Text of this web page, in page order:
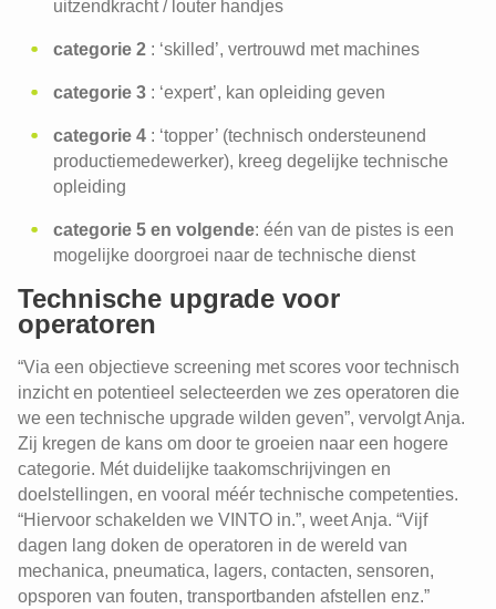
uitzendkracht / louter handjes
categorie 2 : ‘skilled’, vertrouwd met machines
categorie 3 : ‘expert’, kan opleiding geven
categorie 4 : ‘topper’ (technisch ondersteunend
productiemedewerker), kreeg degelijke technische
opleiding
categorie 5 en volgende: één van de pistes is een
mogelijke doorgroei naar de technische dienst
Technische upgrade voor
operatoren
“Via een objectieve screening met scores voor technisch
inzicht en potentieel selecteerden we zes operatoren die
we een technische upgrade wilden geven”, vervolgt Anja.
Zij kregen de kans om door te groeien naar een hogere
categorie. Mét duidelijke taakomschrijvingen en
doelstellingen, en vooral méér technische competenties.
“Hiervoor schakelden we VINTO in.”, weet Anja. “Vijf
dagen lang doken de operatoren in de wereld van
mechanica, pneumatica, lagers, contacten, sensoren,
opsporen van fouten, transportbanden afstellen enz.”